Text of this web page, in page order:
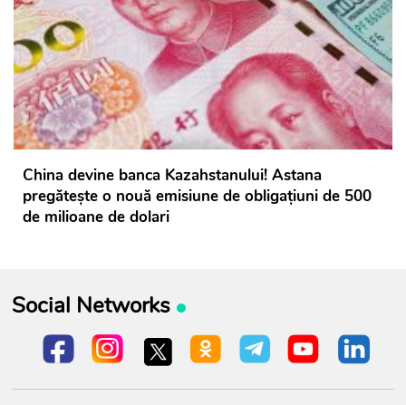
China devine banca Kazahstanului! Astana
pregătește o nouă emisiune de obligațiuni de 500
de milioane de dolari
Social Networks